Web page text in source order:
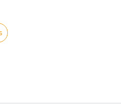
zona de cocción que permite